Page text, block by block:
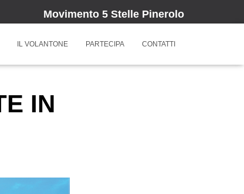
Movimento 5 Stelle Pinerolo
IL VOLANTONE PARTECIPA CONTATTI
IN